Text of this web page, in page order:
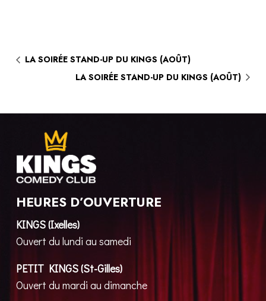
LA SOIRÉE STAND-UP DU KINGS (AOÛT)
LA SOIRÉE STAND-UP DU KINGS (AOÛT)
HEURES D’OUVERTURE
KINGS (Ixelles)
Ouvert du lundi au samedi
PETIT KINGS (St-Gilles)
Ouvert du mardi au dimanche